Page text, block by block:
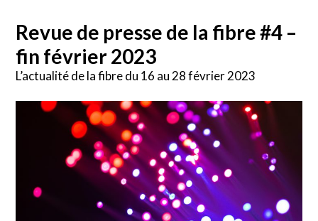
Revue de presse de la fibre #4 –
fin février 2023
L’actualité de la fibre du 16 au 28 février 2023